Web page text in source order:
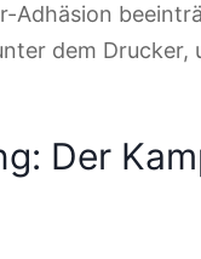
Adhäsion
dem Drucker,
Der